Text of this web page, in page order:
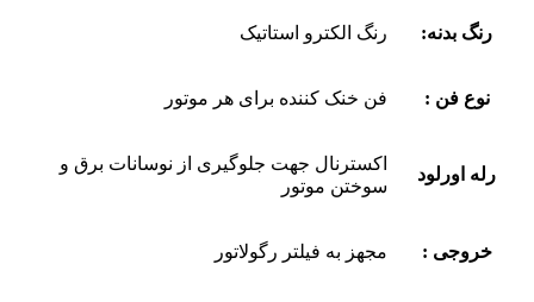
رنگ بدنه: رنگ الکترو استاتیک
نوع فن : فن خنک کننده برای هر موتور
رله اورلود
اکسترنال جهت جلوگیری از نوسانات برق و
سوختن موتور
خروجی : مجهز به فیلتر رگولاتور